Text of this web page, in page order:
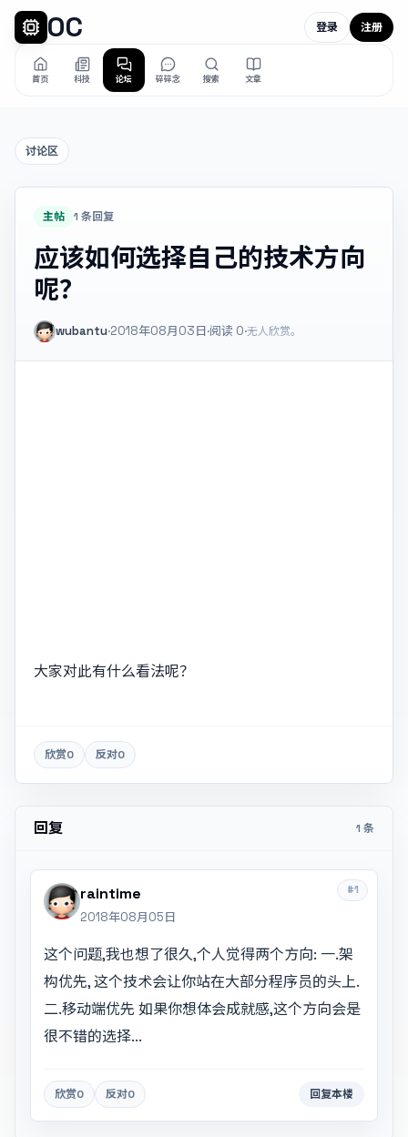
OC
首页 科技 论坛 碎碎念 搜索 文章
登录 注册
讨论区
主帖 1 条回复
应该如何选择自己的技术方向
呢？
wubantu·2018年08月03日·阅读 0·无人欣赏。
大家对此有什么看法呢？
欣赏0 反对0
回复 1 条
#1
raintime
2018年08月05日
这个问题,我也想了很久,个人觉得两个方向: 一.架
构优先, 这个技术会让你站在大部分程序员的头上.
二.移动端优先 如果你想体会成就感,这个方向会是
很不错的选择...
欣赏0 反对0 回复本楼